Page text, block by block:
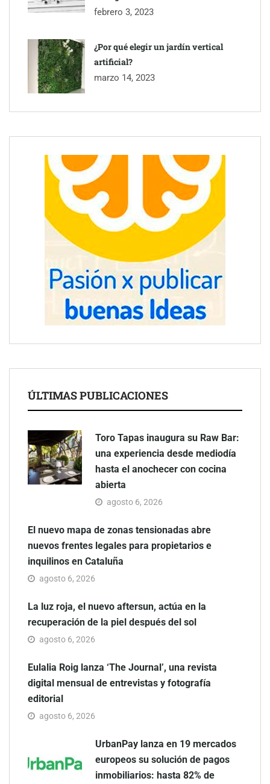
febrero 3, 2023
¿Por qué elegir un jardín vertical
artificial?
marzo 14, 2023
ÚLTIMAS PUBLICACIONES
Toro Tapas inaugura su Raw Bar:
una experiencia desde mediodía
hasta el anochecer con cocina
abierta
agosto 6, 2026
El nuevo mapa de zonas tensionadas abre
nuevos frentes legales para propietarios e
inquilinos en Cataluña
agosto 6, 2026
La luz roja, el nuevo aftersun, actúa en la
recuperación de la piel después del sol
agosto 6, 2026
Eulalia Roig lanza ‘The Journal’, una revista
digital mensual de entrevistas y fotografía
editorial
agosto 6, 2026
UrbanPay lanza en 19 mercados
europeos su solución de pagos
inmobiliarios: hasta 82% de